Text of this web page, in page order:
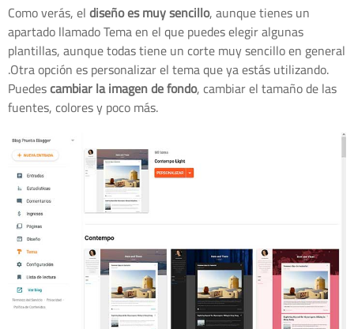
Como verás, eldiseño es muy sencillo, aunque tienes un
apartado llamado Tema en el que puedes elegir algunas
plantillas, aunque todas tiene un corte muy sencillo en general
.Otra opción es personalizar el tema que ya estás utilizando.
Puedescambiar la imagen de fondo, cambiar el tamaño de las
fuentes, colores y poco más.